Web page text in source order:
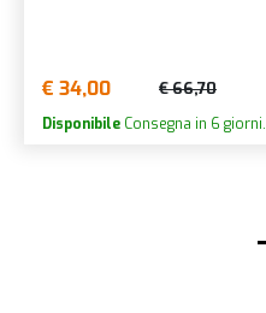
€ 34,00 € 66,70
Disponibile Consegna in 6 giorni.